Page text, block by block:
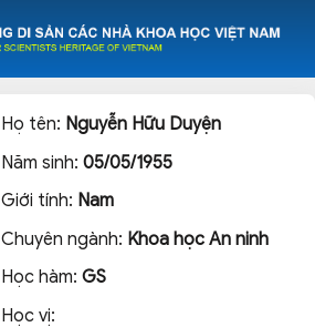
Họ tên: Nguyễn Hữu Duyện
Năm sinh:05/05/1955
Giới tính: Nam
Chuyên ngành: Khoa học An ninh
Học hàm:GS
Học vị: